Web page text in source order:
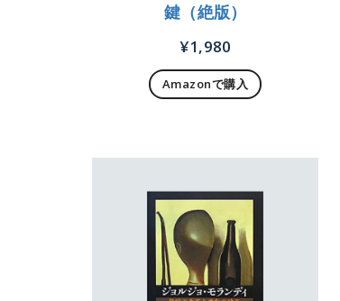
鍵（絶版）
¥1,980
Amazonで購入